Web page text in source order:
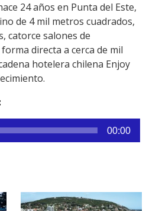
24 años en Punta del Este,
de 4 mil metros cuadrados,
catorce salones de
directa a cerca de mil
hotelera chilena Enjoy
00:00